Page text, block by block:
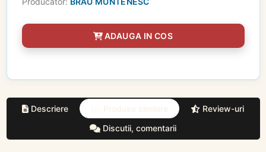
ADAUGA IN COS
Descriere Produse similare
Review-uri
Discutii, comentarii